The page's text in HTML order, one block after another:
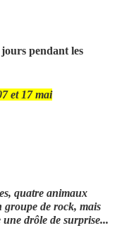
jours pendant les
et 17 mai
quatre animaux
de rock, mais
drôle de surprise...